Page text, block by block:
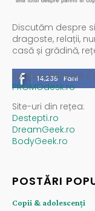
Discutăm despre
dragoste, relații,
casă și grădină,
14,235 Fani
Spații publicitare
PROMOdesk.ro
Site-uri din rețea:
Destepti.ro
DreamGeek.ro
BodyGeek.ro
POSTĂRI
Copii & adolescenți